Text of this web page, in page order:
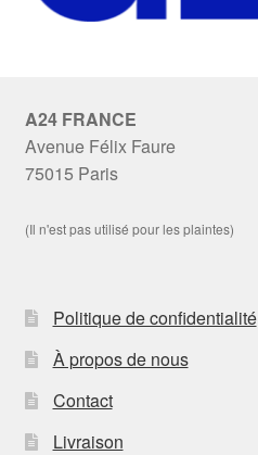
A24 FRANCE
Avenue Félix Faure
75015 Paris
(Il n'est pas utilisé pour les plaintes)
Politique de confidentialité
À propos de nous
Contact
Livraison